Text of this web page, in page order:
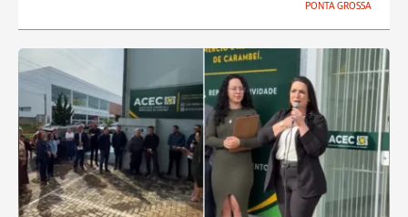
PONTA GROSSA